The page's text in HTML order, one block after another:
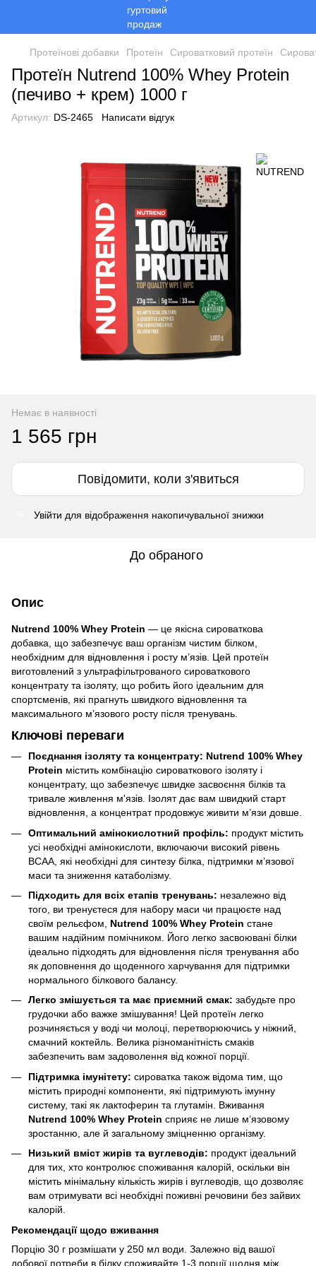
Протеїнові добавки Протеїн Сироватковий протеїн
Протеїн Nutrend 100% Whey Protein
(печиво + крем) 1000 г
Артикул: DS-2465 Написати відгук
Немає в наявності
1 565 грн
Повідомити, коли з'явиться
Увійти для відображення накопичувальної знижки
До обраного
Опис
Nutrend 100% Whey Protein — це якісна сироваткова
добавка, що забезпечує ваш організм чистим білком,
необхідним для відновлення і росту м’язів. Цей протеїн
виготовлений з ультрафільтрованого сироваткового
концентрату та ізоляту, що робить його ідеальним для
спортсменів, які прагнуть швидкого відновлення та
максимального м’язового росту після тренувань.
Ключові переваги
Поєднання ізоляту та концентрату: Nutrend 100% Whey
Protein містить комбінацію сироваткового ізоляту і
концентрату, що забезпечує швидке засвоєння білків та
тривале живлення м'язів. Ізолят дає вам швидкий старт
відновлення, а концентрат продовжує живити м’язи довше.
Оптимальний амінокислотний профіль: продукт містить
усі необхідні амінокислоти, включаючи високий рівень
BCAA, які необхідні для синтезу білка, підтримки м’язової
маси та зниження катаболізму.
Підходить для всіх етапів тренувань: незалежно від
того, ви тренуєтеся для набору маси чи працюєте над
своїм рельєфом, Nutrend 100% Whey Protein стане
вашим надійним помічником. Його легко засвоювані білки
ідеально підходять для відновлення після тренування або
як доповнення до щоденного харчування для підтримки
нормального білкового балансу.
Легко змішується та має приємний смак: забудьте про
грудочки або важке змішування! Цей протеїн легко
розчиняється у воді чи молоці, перетворюючись у ніжний,
смачний коктейль. Велика різноманітність смаків
забезпечить вам задоволення від кожної порції.
Підтримка імунітету: сироватка також відома тим, що
містить природні компоненти, які підтримують імунну
систему, такі як лактоферин та глутамін. Вживання
Nutrend 100% Whey Protein сприяє не лише м’язовому
зростанню, але й загальному зміцненню організму.
Низький вміст жирів та вуглеводів: продукт ідеальний
для тих, хто контролює споживання калорій, оскільки він
містить мінімальну кількість жирів і вуглеводів, що дозволяє
вам отримувати всі необхідні поживні речовини без зайвих
калорій.
Рекомендації щодо вживання
Порцію 30 г розмішати у 250 мл води. Залежно від вашої
добової потреби в білку споживайте 1-3 порції щодня між